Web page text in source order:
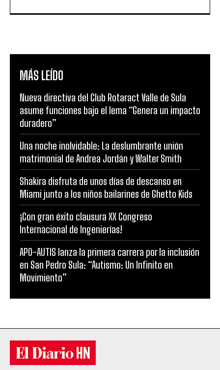
MÁS LEÍDO
Nueva directiva del Club Rotaract Valle de Sula
asume funciones bajo el lema “Genera un impacto
duradero”
Una noche inolvidable: La deslumbrante unión
matrimonial de Andrea Jordán y Walter Smith
Shakira disfruta de unos días de descanso en
Miami junto a los niños bailarines de Ghetto Kids
¡Con gran éxito clausura XX Congreso
Internacional de Ingenierías!
APO-AUTIS lanza la primera carrera por la inclusión
en San Pedro Sula: “Autismo: Un Infinito en
Movimiento”